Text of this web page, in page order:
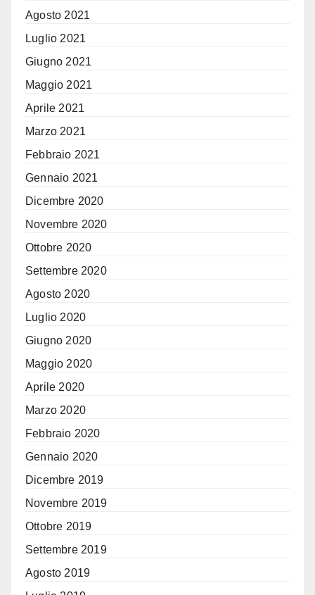
Agosto 2021
Luglio 2021
Giugno 2021
Maggio 2021
Aprile 2021
Marzo 2021
Febbraio 2021
Gennaio 2021
Dicembre 2020
Novembre 2020
Ottobre 2020
Settembre 2020
Agosto 2020
Luglio 2020
Giugno 2020
Maggio 2020
Aprile 2020
Marzo 2020
Febbraio 2020
Gennaio 2020
Dicembre 2019
Novembre 2019
Ottobre 2019
Settembre 2019
Agosto 2019